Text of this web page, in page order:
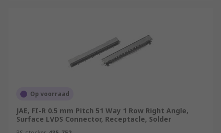
Op voorraad
JAE, FI-R 0.5 mm Pitch 51 Way 1 Row Right Angle,
Surface LVDS Connector, Receptacle, Solder